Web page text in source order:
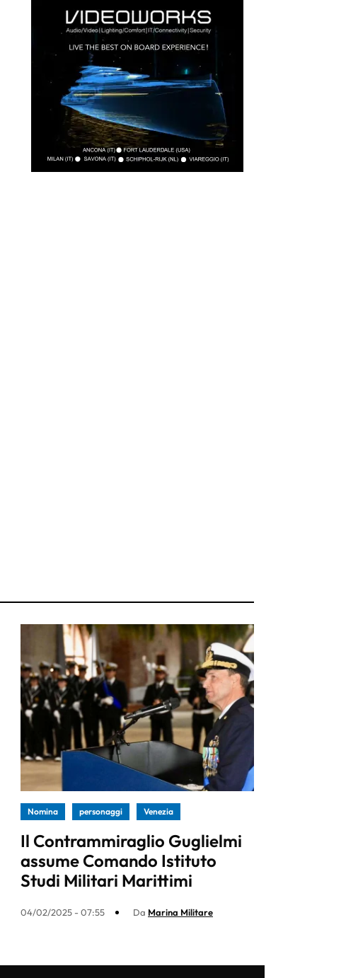
Nomina personaggi Venezia
Il Contrammiraglio Guglielmi
assume Comando Istituto
Studi Militari Marittimi
04/02/2025 - 07:55 Da Marina Militare